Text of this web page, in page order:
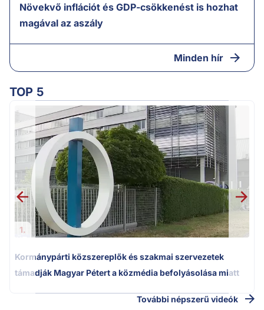
Növekvő inflációt és GDP-csökkenést is hozhat
magával az aszály
Minden hír
TOP 5
1.
Kormánypárti közszereplők és szakmai szervezetek
támadják Magyar Pétert a közmédia befolyásolása miatt
További népszerű videók